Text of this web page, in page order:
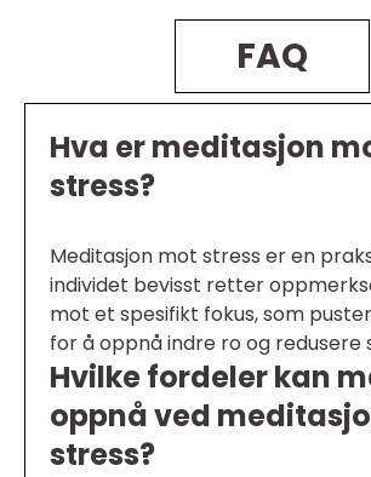
FAQ
Hva er meditasjon
stress?
Meditasjon mot stress er en
individet bevisst retter
mot et spesifikt fokus, som
for å oppnå indre ro og redusere
Hvilke fordeler kan
oppnå ved
stress?